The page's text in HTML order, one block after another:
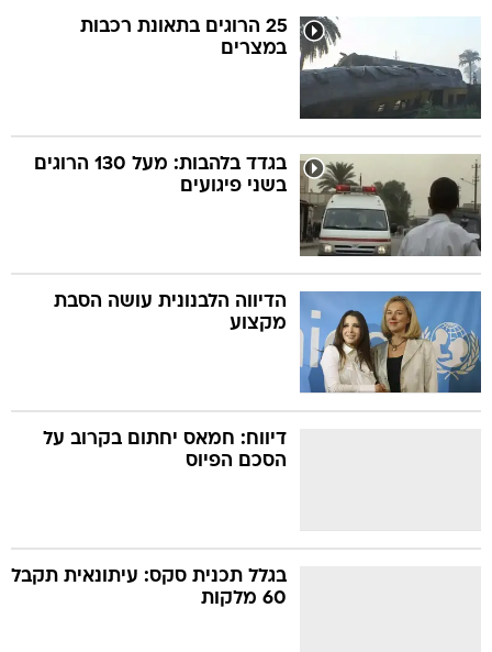
25 הרוגים בתאונת רכבות
במצרים
בגדד בלהבות: מעל 130 הרוגים
בשני פיגועים
הדיווה הלבנונית עושה הסבת
מקצוע
דיווח: חמאס יחתום בקרוב על
הסכם הפיוס
בגלל תכנית סקס: עיתונאית תקבל
60 מלקות